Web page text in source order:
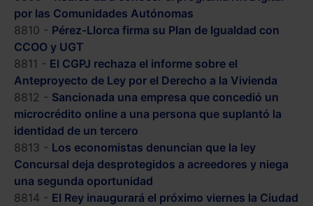
por las Comunidades Autónomas
8810 - Pérez-Llorca firma su Plan de Igualdad con
CCOO y UGT
8811 - El CGPJ rechaza el informe sobre el
Anteproyecto de Ley por el Derecho a la Vivienda
8812 - Sancionada una empresa que concedió un
microcrédito online a una persona que suplantó la
identidad de un tercero
8813 - Los economistas denuncian que la ley
Concursal deja desprotegidos a acreedores y niega
una segunda oportunidad
8814 - El Rey inaugurará el próximo viernes la Ciudad